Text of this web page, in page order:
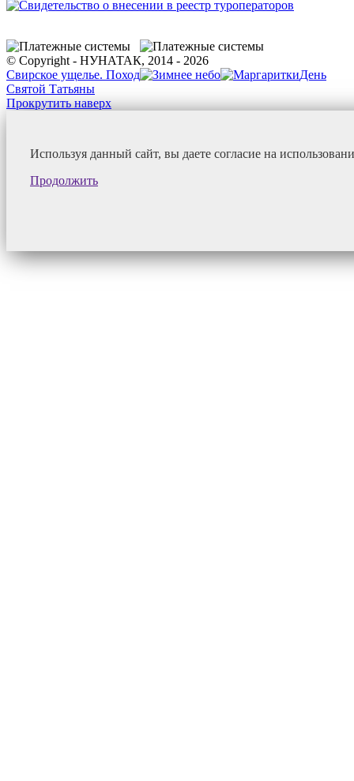
© Copyright - НУНАТАК, 2014 - 2026
Свирское ущелье. Поход
День
Святой Татьяны
Прокрутить наверх
Используя данный сайт, вы даете согласие на
Продолжить